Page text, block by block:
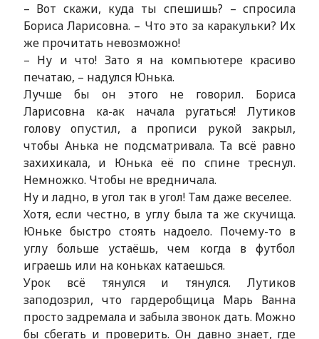
– Вот скажи, куда ты спешишь? – спросила
Бориса Ларисовна. – Что это за каракульки? Их
же прочитать невозможно!
– Ну и что! Зато я на компьютере красиво
печатаю, – надулся Юнька.
Лучше бы он этого не говорил. Бориса
Ларисовна ка-ак начала ругаться! Лутиков
голову опустил, а прописи рукой закрыл,
чтобы Анька не подсматривала. Та всё равно
захихикала, и Юнька её по спине треснул.
Немножко. Чтобы не вредничала.
Ну и ладно, в угол так в угол! Там даже веселее.
Хотя, если честно, в углу была та же скучища.
Юньке быстро стоять надоело. Почему-то в
углу больше устаёшь, чем когда в футбол
играешь или на коньках катаешься.
Урок всё тянулся и тянулся. Лутиков
заподозрил, что гардеробщица Марь Ванна
просто задремала и забыла звонок дать. Можно
бы сбегать и проверить. Он давно знает, где